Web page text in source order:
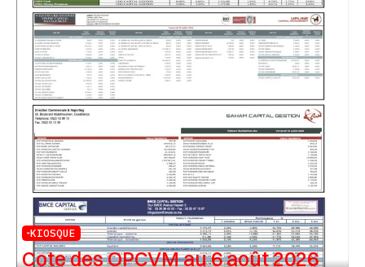
KIOSQUE
Cote des OPCVM au 6 août 2026